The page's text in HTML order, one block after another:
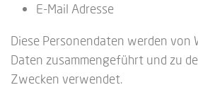
E-Mail Adresse
Diese Personendaten werden von
Daten zusammengeführt und zu
Zwecken verwendet.